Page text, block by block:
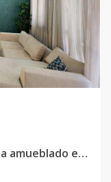
Atractivo apartamento a la venta amueblado en Piantini